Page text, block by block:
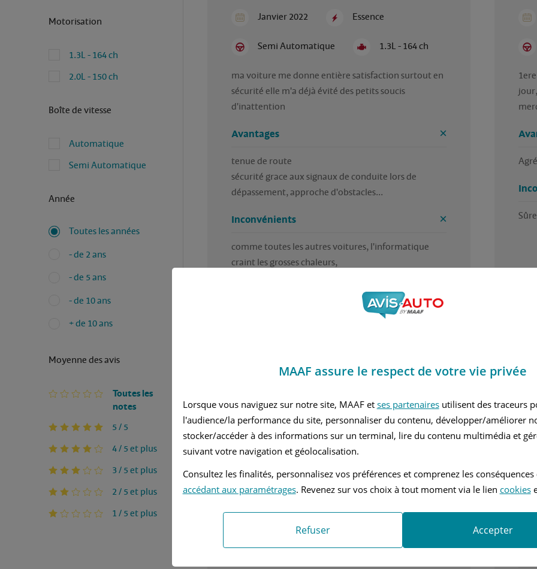
Motorisation
1.3L - 164 ch
2.0L - 150 ch
Boîte de vitesse
Automatique
Semi Automatique
Année
Toutes les années
- de 2 ans
- de 5 ans
- de 10 ans
+ de 10 ans
Moyenne des avis
Toutes les
notes
5 / 5
4 / 5 et plus
3 / 5 et plus
2 / 5 et plus
1 / 5 et plus
Janvier 2022 Essence
Semi Automatique 1.3L - 164 ch
ma voiture me donne entière satisfaction surtout en
sécurité elle m'a déjà évité des petits soucis
d'inattention
Avantages
tenue de route
sécurité grace aux signaux de conduite lors de
dépassement, approche d'obstacles...
Inconvénients
comme toutes les autres voitures, l'informatique
Avez-vous trouvé cet avis utile ?
Janvier 2025 Diesel
Semi Automatique
Véhicule très agréable à conduire, sécurité absolue,
Mercedes est toujours parmi la marque premuim
La sécurité
MAAF assure le respect de votre vie privée
Lorsque vous naviguez sur notre site, MAAF et ses partenairesutilisent des traceurs
l'audience/la performance du site, personnaliser du contenu, développer/améliorer
stocker/accéder à des informations sur un terminal, lire du contenu multimédia et
suivant votre navigation et géolocalisation.
Consultez les finalités, personnalisez vos préférences et comprenez les
accédant aux paramétrages. Revenez sur vos choix à tout moment via le lien cookies
Refuser Accepter